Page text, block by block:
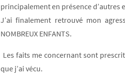
principalement en présence
J’ai finalement retrouvé mon
NOMBREUX ENFANTS.
Les faits me concernant sont
que j’ai vécu.